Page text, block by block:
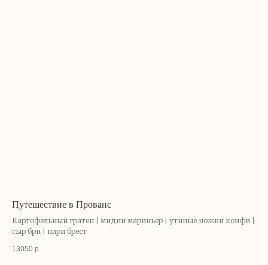
Путешествие в Прованс
Картофельный гратен | мидии мариньер | утиные ножки конфи |
сыр бри | пари брест
13050 р.